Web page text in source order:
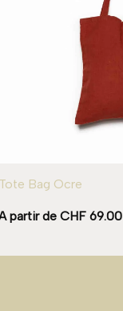
Tote Bag Ocre
partir de CHF69.00